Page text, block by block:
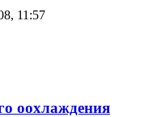
11:57
оохлаждения